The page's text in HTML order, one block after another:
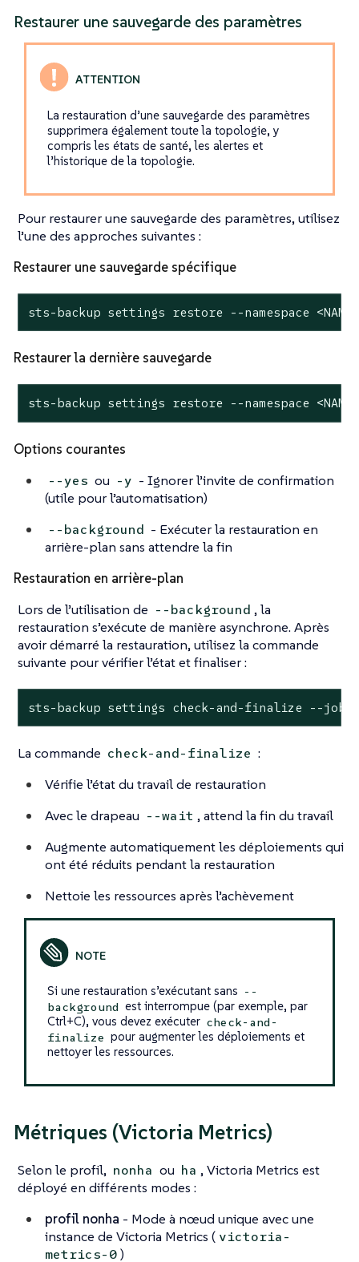
Restaurer une sauvegarde des paramètres
La restauration d’une sauvegarde des paramètres
supprimera également toute la topologie, y
compris les états de santé, les alertes et
l’historique de la topologie.
Pour restaurer une sauvegarde des paramètres, utilisez
l’une des approches suivantes :
Restaurer une sauvegarde spécifique
sts-backup settings restore --namespace
Restaurer la dernière sauvegarde
sts-backup settings restore --namespace
Options courantes
--yes ou -y - Ignorer l’invite de confirmation
(utile pour l’automatisation)
--background - Exécuter la restauration en
arrière-plan sans attendre la fin
Restauration en arrière-plan
Lors de l’utilisation de --background , la
restauration s’exécute de manière asynchrone. Après
avoir démarré la restauration, utilisez la commande
suivante pour vérifier l’état et finaliser :
sts-backup settings check-and-finalize --job
La commande check-and-finalize :
Vérifie l’état du travail de restauration
Avec le drapeau --wait , attend la fin du travail
Augmente automatiquement les déploiements qui
ont été réduits pendant la restauration
Nettoie les ressources après l’achèvement
Si une restauration s’exécutant sans --
background est interrompue (par exemple, par
Ctrl+C), vous devez exécuter check-and-
finalize pour augmenter les déploiements et
nettoyer les ressources.
Métriques (Victoria Metrics)
Selon le profil, nonha ou ha , Victoria Metrics est
déployé en différents modes :
profil nonha - Mode à nœud unique avec une
instance de Victoria Metrics ( victoria-
metrics-0)